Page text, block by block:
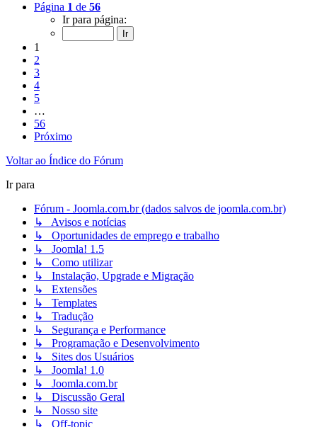
Página 1 de 56
Ir para página:
1
2
3
4
5
…
56
Próximo
Voltar ao Índice do Fórum
Ir para
Fórum - Joomla.com.br (dados salvos de joomla.com.br)
↳ Avisos e notícias
↳ Oportunidades de emprego e trabalho
↳ Joomla! 1.5
↳ Como utilizar
↳ Instalação, Upgrade e Migração
↳ Extensões
↳ Templates
↳ Tradução
↳ Segurança e Performance
↳ Programação e Desenvolvimento
↳ Sites dos Usuários
↳ Joomla! 1.0
↳ Joomla.com.br
↳ Discussão Geral
↳ Nosso site
↳ Off-topic